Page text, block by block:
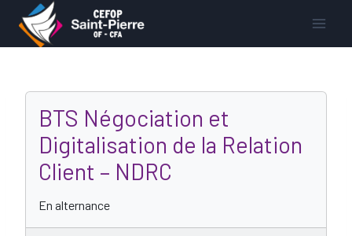
BTS Négociation et
Digitalisation de la Relation
Client – NDRC
En alternance